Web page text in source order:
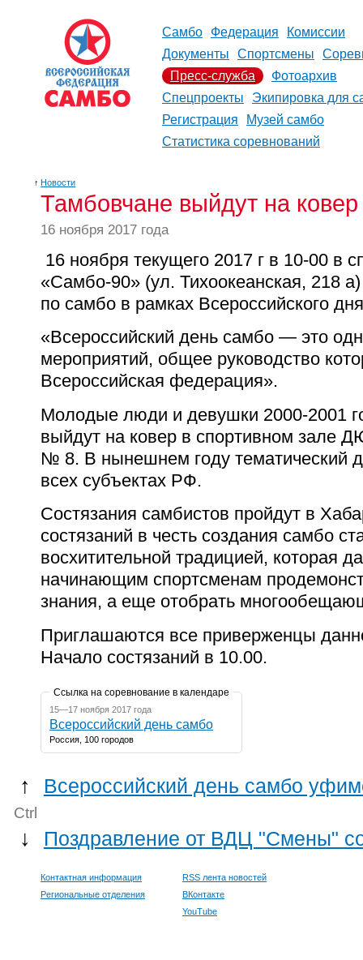
Самбо Федерация
Комиссии
Документы
Спортсмены
Пресс-служба
Фотоархив
Спецпроекты
Экипировка для
Регистрация
Музей самбо
Статистика соревнований
↑ Новости
Тамбовчане выйдут на
16 ноября 2017 года
16 ноября текущего 2017 г в 10-00 в
«Самбо-90» (ул. Тихоокеанская, 218 а)
по самбо в рамках Всероссийского
«Всероссийский день самбо — это
мероприятий, общее руководство
Всероссийская федерация».
Молодые люди и девушки 2000-2001
выйдут на ковер в спортивном зале
№ 8. В нынешнем году тематический
всех субъектах РФ.
Состязания самбистов пройдут в
состязаний в честь создания самбо
восхитительной традицией, которая
начинающим спортсменам
знания, а еще отобрать
Приглашаются все приверженцы
Начало состязаний в 10.00.
Ссылка на соревнование в календаре
15—17 ноября 2017 года
Всероссийский день самбо
Россия, 100 городов
↑ Всероссийский день самбо
Ctrl
↓ Поздравление от ВДЦ "Смены"
Контактная информация
Региональные отделения
RSS лента новостей
ВКонтакте
YouTube